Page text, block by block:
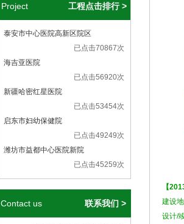
Project 工程点击排行 >
泰安市中心医院高新区院区
已点击70867次
海吉亚医院
已点击56920次
新疆哈密红星医院
已点击53454次
启东市妇幼保健院
已点击49249次
潍坊市益都中心医院新院
已点击45259次
Contact us 联系我们 >
【
建设
设计/